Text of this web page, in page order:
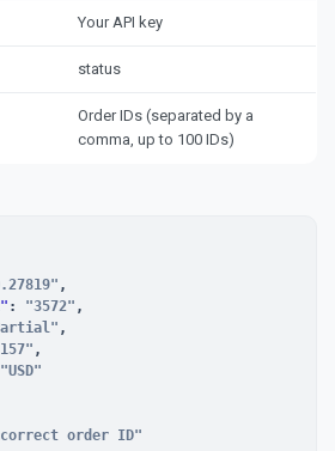
Your API key
status
Order IDs (separated by a
comma, up to 100 IDs)
,
: "3572" ,
,
,
"USD"
order ID"